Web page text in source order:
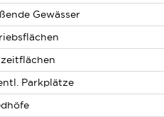
Gewässer
Parkplätze